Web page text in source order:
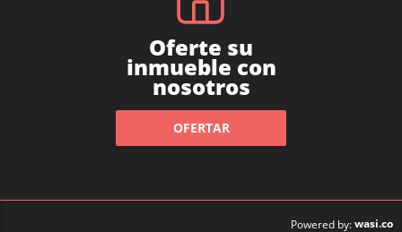
Oferte su
inmueble con
nosotros
OFERTAR
Powered by:wasi.co